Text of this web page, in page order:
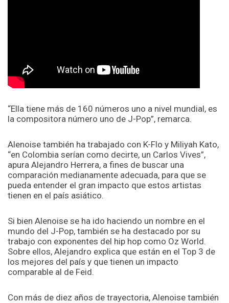
“Ella tiene más de 160 números uno a nivel mundial, es
la compositora número uno de J-Pop”, remarca.
Alenoise también ha trabajado con K-Flo y Miliyah Kato,
“en Colombia serían como decirte, un Carlos Vives”,
apura Alejandro Herrera, a fines de buscar una
comparación medianamente adecuada, para que se
pueda entender el gran impacto que estos artistas
tienen en el país asiático.
Si bien Alenoise se ha ido haciendo un nombre en el
mundo del J-Pop, también se ha destacado por su
trabajo con exponentes del hip hop como Oz World.
Sobre ellos, Alejandro explica que están en el Top 3 de
los mejores del país y que tienen un impacto
comparable al de Feid.
Con más de diez años de trayectoria, Alenoise también